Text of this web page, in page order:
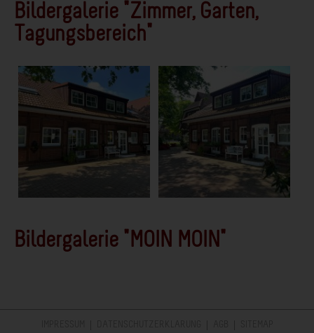
Bildergalerie "Zimmer, Garten,
Tagungsbereich"
Bildergalerie "MOIN MOIN"